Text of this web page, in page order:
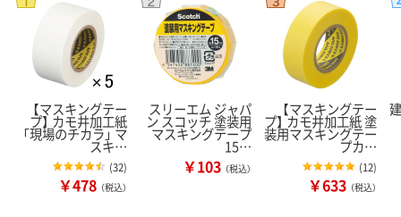
【マスキングテー
プ】 カモ井加工紙
「現場のチカラ」 マ
スキ…
(32)
￥478 （税込）
スリーエム ジャパ
ン スコッチ 塗装用
マスキングテープ
15…
￥103 （税込）
【マスキングテー
プ】 カモ井加工紙 塗
装用マスキングテー
プカ…
(12)
￥633 （税込）